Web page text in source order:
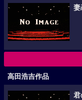
妻
高田浩吉作品
君